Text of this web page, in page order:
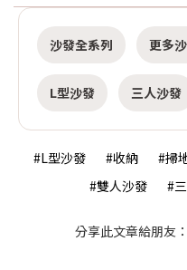
沙發全系列 更多
L型沙發 三人沙發
#L型沙發 #收納 #掃
#雙人沙發
#
分享此文章給朋友：